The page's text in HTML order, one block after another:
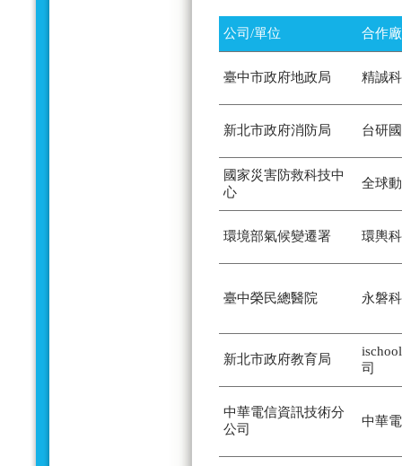
公司/單位 合作
臺中市政府地政局 精誠
新北市政府消防局 台研
國家災害防救科技中
心
全球
環境部氣候變遷署 環輿
臺中榮民總醫院 永磐
新北市政府教育局
司
中華電信資訊技術分
公司
中華